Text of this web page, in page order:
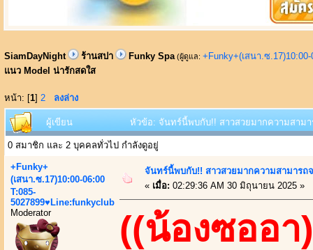
SiamDayNight ร้านสปา Funky Spa (ผู้ดูแล: +Funky+(เสนา.ซ
แนว Model น่ารักสดใส
หน้า: [1] 2 ลงล่าง
ผู้เขียน หัวข้อ: จันทร์นี้พบกับ!! สาวสวยมากความสามา
0 สมาชิก และ 2 บุคคลทั่วไป กำลังดูอยู่
+Funky+
(เสนา.ซ.17)10:00-06:00
T:085-
5027899♥Line:funkyclub
Moderator
จันทร์นี้พบกับ!! สาวสวยมากความสามารถ
« เมื่อ: 02:29:36 AM 30 มิถุนายน 2025 »
((น้องซออา